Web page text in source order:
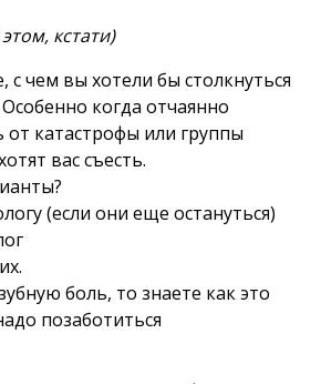
кстати)
с чем вы хотели бы столкнуться
когда отчаянно
от катастрофы или группы
вас съесть.
(если они еще остануться)
боль, то знаете как это
позаботиться